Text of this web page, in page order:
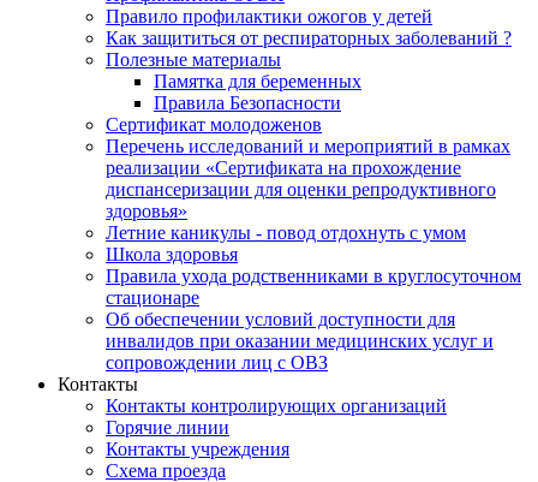
Правило профилактики ожогов у детей
Как защититься от респираторных заболеваний ?
Полезные материалы
Памятка для беременных
Правила Безопасности
Сертификат молодоженов
Перечень исследований и мероприятий в рамках
реализации «Сертификата на прохождение
диспансеризации для оценки репродуктивного
здоровья»
Летние каникулы - повод отдохнуть с умом
Школа здоровья
Правила ухода родственниками в круглосуточном
стационаре
Об обеспечении условий доступности для
инвалидов при оказании медицинских услуг и
сопровождении лиц с ОВЗ
Контакты
Контакты контролирующих организаций
Горячие линии
Контакты учреждения
Схема проезда